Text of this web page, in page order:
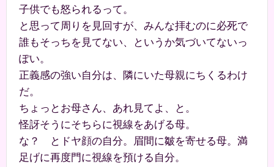
子供でも怒られるって。
と思って周りを見回すが、みんな拝むのに必死で
誰もそっちを見てない、というか気づいてないっ
ぽい。
正義感の強い自分は、隣にいた母親にちくるわけ
だ。
ちょっとお母さん、あれ見てよ、と。
怪訝そうにそちらに視線をあげる母。
な？ とドヤ顔の自分。眉間に皺を寄せる母。満
足げに再度門に視線を預ける自分。